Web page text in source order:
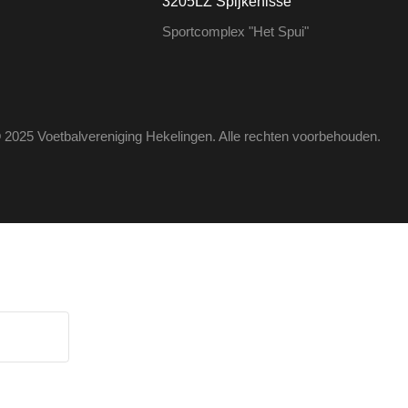
Sportcomplex "Het Spui"
Voetbalvereniging Hekelingen. Alle rechten voorbehouden.